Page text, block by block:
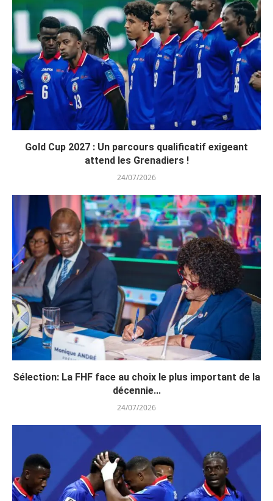
Gold Cup 2027 : Un parcours qualificatif exigeant
attend les Grenadiers !
24/07/2026
Sélection: La FHF face au choix le plus important de la
décennie...
24/07/2026